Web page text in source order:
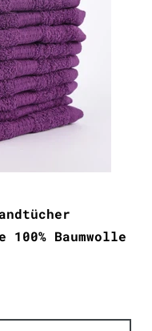
Baumwolle